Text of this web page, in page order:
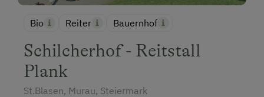
Bio Reiter Bauernhof
Schilcherhof - Reitstall
Plank
St.Blasen, Murau, Steiermark